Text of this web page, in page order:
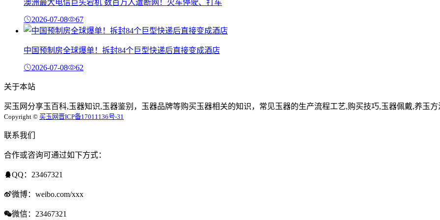
澳洲最大电信巨头宕机 数百万人遭断网！火车停驶、打车
2026-07-08 67
中国预制房全球爆单！拆封84个巨型快递后直接变成酒店
2026-07-08 62
关于本站
买玉网分享玉百科,玉器知识,玉器鉴别，玉器品牌等购买玉器相关的知识，常见玉器的生产流程工艺,购买技巧,玉器佩戴,养玉方
Copyright © 买玉网晋ICP备17011136号-31
联系我们
合作或咨询可通过如下方式：
QQ：23467321
微博：weibo.com/xxx
微信：23467321